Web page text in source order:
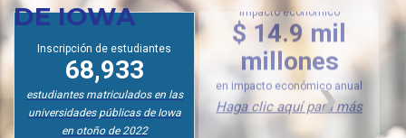
DE IOWA
Inscripción de estudiantes
68,933
estudiantes matriculados en las
universidades públicas de Iowa
en otoño de 2022
Impacto económico
$ 14.9 mil
millones
en impacto económico anual
Haga clic aquí para más